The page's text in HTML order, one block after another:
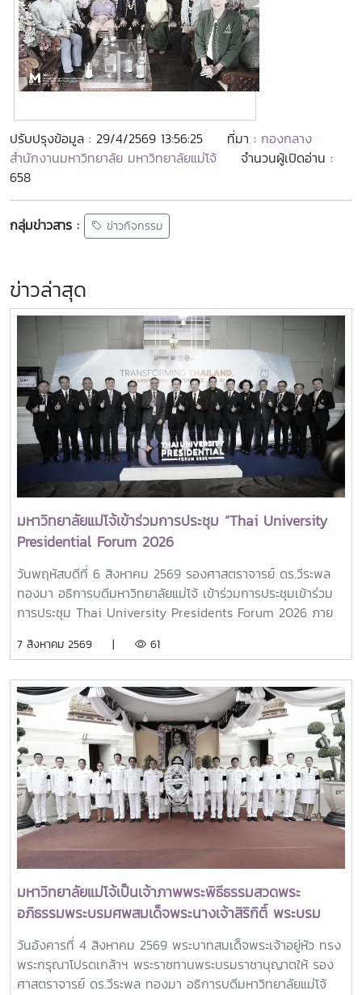
ปรับปรุงข้อมูล : 29/4/2569 13:56:25 ที่มา : กองกลาง
สำนักงานมหาวิทยาลัย มหาวิทยาลัยแม่โจ้
จำนวนผู้เปิดอ่าน :
658
กลุ่มข่าวสาร : ข่าวกิจกรรม
ข่าวล่าสุด
มหาวิทยาลัยแม่โจ้เข้าร่วมการประชุม “Thai University
Presidential Forum 2026
วันพฤหัสบดีที่ 6 สิงหาคม 2569 รองศาสตราจารย์ ดร.วีระพล
ทองมา อธิการบดีมหาวิทยาลัยแม่โจ้ เข้าร่วมการประชุมเข้าร่วม
การประชุม Thai University Presidents Forum 2026 ภาย
ได้รับเกียรติจาก ศาสตราจารย์ ดร.ยศชนัน วงศ์สวัสดิ์ รองนายก
วิทยาศาสตร์ วิจัยและนวัตกรรม เป็นประธานเปิดงาน ณ โรงแรม
เซ็นทารา แกรนด์ แอท เซ็นทรัลพลาซ่าลาดพร้าว กทม.สำหรับ
การประชุม Thai University Presidential Forum 2026 มี
นายดนุพร ปุณณกันต์ ผู้ช่วยรัฐมนตรีประจำกระทรวง อว.
ทพญ.ศรีญาดา ปาลิมาพันธ์ ที่ปรึกษา รมว.อว. ศ.ดร.ศุภชัย
ปทุมนากุล ปลัดกระทรวง อว. ดร.พันธุ์เพิ่มศักดิ์ อารุณี รองปลัด
กระทรวง อว. นางศรินยา สาขากร ผู้ช่วยปลัดกระทรวง อว.
คณะผู้บริหารหน่วยงานในกระทรวง อว. Professor Tan Eng
Chye, President, National University of Singapore
Professor Yang Bin , Vice Chancellor, Tsinghua
University Council Professor Tan Eng Chye อธิการบดี
มหาวิทยาลัยแห่งชาติสิงคโปร์ Professor Yang Bin รองประธาน
สภามหาวิทยาลัยชิงหวา ตลอดจนประธานที่ประชุมอธิการบดี ทั้ง
4 แห่ง ได้แก่ ที่ประชุมอธิการบดีแห่งประเทศไทย (ทปอ.) ที่ประชุม
อธิการบดีมหาวิทยาลัยราชภัฏ (ทปอ.มรภ.) ที่ประชุมอธิการบดี
มหาวิทยาลัยเทคโนโลยีราชมงคล (ทปอ.มทร.) สมาคมสถาบัน
7 สิงหาคม 2569 | 61
มหาวิทยาลัยแม่โจ้เป็นเจ้าภาพพระพิธีธรรมสวดพระ
อภิธรรมพระบรมศพสมเด็จพระนางเจ้าสิริกิติ์ พระบรม
ราชินีนาถ พระบรมราชชนนีพันปีหลวง พร้อมเข้ากราบ
ถวายบังคมพระศพ สมเด็จพระเจ้าลูกเธอ เจ้าฟ้าพัชรกิติยา
ภา นเรนทิราเทพยวดี กรมหลวงราชสาริณีสิริพัชร มหา
วันอังคารที่ 4 สิงหาคม 2569 พระบาทสมเด็จพระเจ้าอยู่หัว ทรง
พระกรุณาโปรดเกล้าฯ พระราชทานพระบรมราชานุญาตให้ รอง
ศาสตราจารย์ ดร.วีระพล ทองมา อธิการบดีมหาวิทยาลัยแม่โจ้